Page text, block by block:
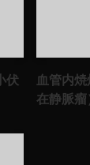
伏
血管内
在静脈瘤